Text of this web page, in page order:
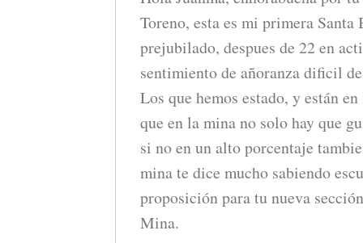
Toreno, esta es mi primera Santa
prejubilado, despues de 22 en
sentimiento de añoranza dificil
Los que hemos estado, y están
que en la mina no solo hay que
si no en un alto porcentaje
mina te dice mucho sabiendo
proposición para tu nueva
Mina.